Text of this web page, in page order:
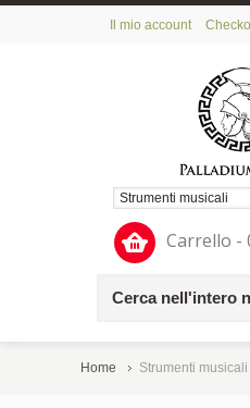
Il mio account
Carrello -
Home Strumenti musicali